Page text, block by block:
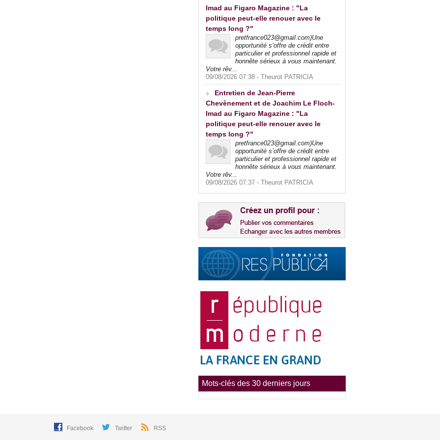
Imad au Figaro Magazine : "La
politique peut-elle renouer avec le
temps long ?"
pretfrance023@gmail.com)Une
opportunité s’offre de crédit entre
particulier et professionnel rapide et
honnête sérieux à vous maintenant.
Votre rêv...
09/08/2026 07:38 - Theurot PATRICIA
Entretien de Jean-Pierre
Chevènement et de Joachim Le Floch-
Imad au Figaro Magazine : "La
politique peut-elle renouer avec le
temps long ?"
pretfrance023@gmail.com)Une
opportunité s’offre de crédit entre
particulier et professionnel rapide et
honnête sérieux à vous maintenant.
Votre rêv...
09/08/2026 07:37 - Theurot PATRICIA
Mots-clés des 30 derniers jours
Facebook Twitter RSS